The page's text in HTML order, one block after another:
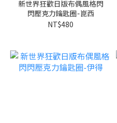
新世界狂歡日版布偶風格閃
閃壓克力鑰匙圈-崑西
NT$480